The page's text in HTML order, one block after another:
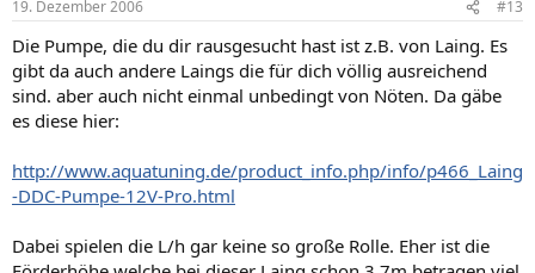
19. Dezember 2006 #13
Die Pumpe, die du dir rausgesucht hast ist z.B. von Laing. Es
gibt da auch andere Laings die für dich völlig ausreichend
sind. aber auch nicht einmal unbedingt von Nöten. Da gäbe
es diese hier:
http://www.aquatuning.de/product_info.php/info/p466_Laing
-DDC-Pumpe-12V-Pro.html
Dabei spielen die L/h gar keine so große Rolle. Eher ist die